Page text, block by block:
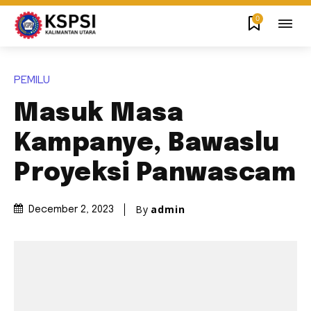
0
PEMILU
Masuk Masa
Kampanye, Bawaslu
Proyeksi Panwascam
December 2, 2023 By admin